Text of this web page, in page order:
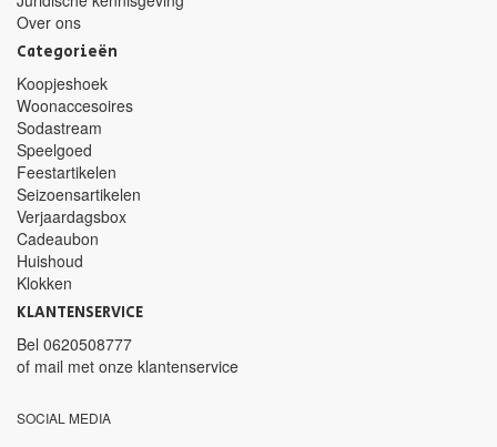
Over ons
Categorieën
Koopjeshoek
Woonaccesoires
Sodastream
Speelgoed
Feestartikelen
Seizoensartikelen
Verjaardagsbox
Cadeaubon
Huishoud
Klokken
KLANTENSERVICE
Bel 0620508777
of mail met onze klantenservice
SOCIAL MEDIA